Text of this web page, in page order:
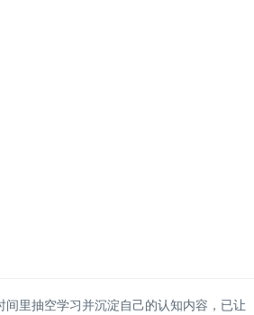
里抽空学习并沉淀自己的认知内容，已让